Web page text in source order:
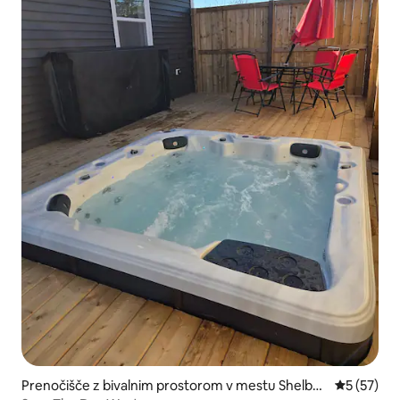
Prenočišče z bivalnim prostorom v mestu Shelbur
5 (57)